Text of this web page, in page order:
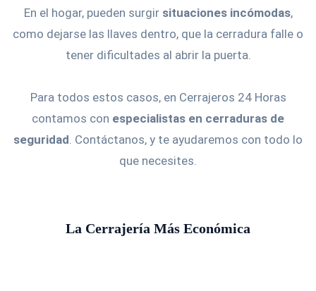
En el hogar, pueden surgir situaciones incómodas,
como dejarse las llaves dentro, que la cerradura falle o
tener dificultades al abrir la puerta.
Para todos estos casos, en Cerrajeros 24 Horas
contamos con especialistas en cerraduras de
seguridad. Contáctanos, y te ayudaremos con todo lo
que necesites.
La Cerrajería Más Económica